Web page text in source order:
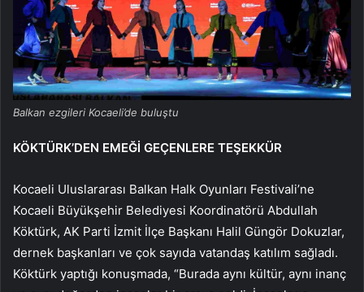
Balkan ezgileri Kocaeli’de buluştu
KÖKTÜRK’DEN EMEĞİ GEÇENLERE TEŞEKKÜR
Kocaeli Uluslararası Balkan Halk Oyunları Festivali’ne
Kocaeli Büyükşehir Belediyesi Koordinatörü Abdullah
Köktürk, AK Parti İzmit İlçe Başkanı Halil Güngör Dokuzlar,
dernek başkanları ve çok sayıda vatandaş katılım sağladı.
Köktürk yaptığı konuşmada, “Burada aynı kültür, aynı inanç